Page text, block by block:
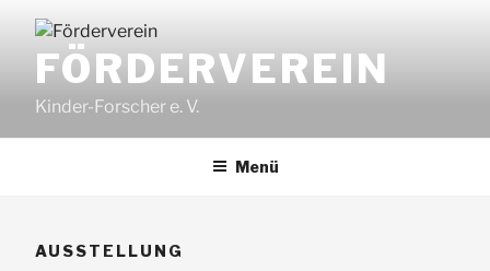
Inhalt
springenFÖRDERVEREIN
Kinder-Forscher e. V.
Menü
AUSSTELLUNG